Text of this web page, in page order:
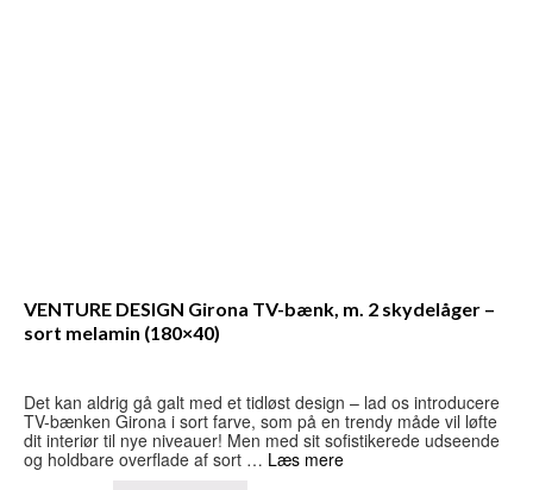
VENTURE DESIGN Girona TV-bænk, m. 2 skydelåger –
sort melamin (180×40)
Det kan aldrig gå galt med et tidløst design – lad os introducere
TV-bænken Girona i sort farve, som på en trendy måde vil løfte
dit interiør til nye niveauer! Men med sit sofistikerede udseende
og holdbare overflade af sort … Læs mere